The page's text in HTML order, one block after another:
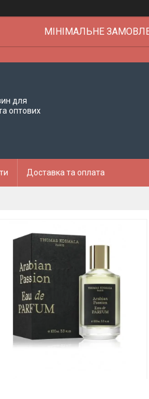
МІНІМАЛЬНЕ
для
оптових
Доставка та оплата